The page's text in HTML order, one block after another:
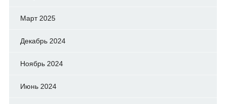
Март 2025
Декабрь 2024
Ноябрь 2024
Июнь 2024